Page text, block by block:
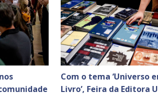
Com o tema ‘Universo
Livro’, Feira da Editora